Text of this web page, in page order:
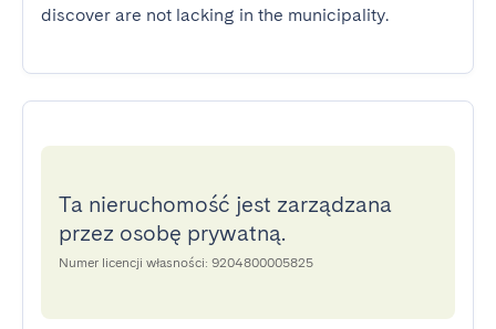
discover are not lacking in the municipality.
Ta nieruchomość jest zarządzana
przez osobę prywatną.
Numer licencji własności: 9204800005825